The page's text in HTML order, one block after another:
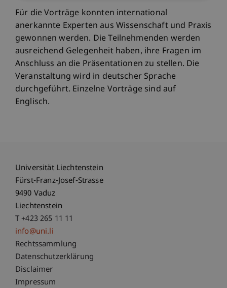
Für die Vorträge konnten international
anerkannte Experten aus Wissenschaft und Praxis
gewonnen werden. Die Teilnehmenden werden
ausreichend Gelegenheit haben, ihre Fragen im
Anschluss an die Präsentationen zu stellen. Die
Veranstaltung wird in deutscher Sprache
durchgeführt. Einzelne Vorträge sind auf
Englisch.
Universität Liechtenstein
Fürst-Franz-Josef-Strasse
9490 Vaduz
Liechtenstein
T +423 265 11 11
info@uni.li
Fußzeile Rechtliche Hinweise
Rechtssammlung
Datenschutzerklärung
Disclaimer
Impressum